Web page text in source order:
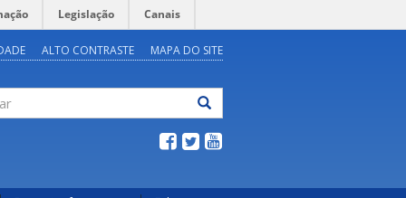
Legislação Canais
ALTO CONTRASTE MAPA DO SITE